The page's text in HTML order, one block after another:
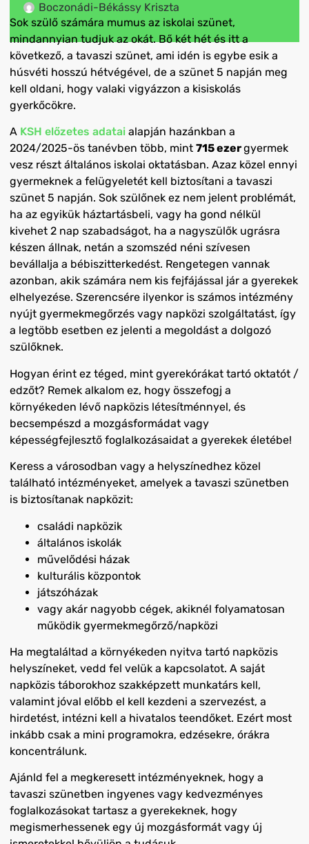
Boczonádi-Békássy Kriszta
Sok szülő számára mumus az iskolai szünet,
mindannyian tudjuk az okát. Bő két hét és itt a
következő, a tavaszi szünet, ami idén is egybe esik a
húsvéti hosszú hétvégével, de a szünet 5 napján meg
kell oldani, hogy valaki vigyázzon a kisiskolás
gyerkőcökre.
A KSH előzetes adatai alapján hazánkban a
2024/2025-ös tanévben több, mint 715ezergyermek
vesz részt általános iskolai oktatásban. Azaz közel ennyi
gyermeknek a felügyeletét kell biztosítani a tavaszi
szünet 5 napján. Sok szülőnek ez nem jelent problémát,
ha az egyikük háztartásbeli, vagy ha gond nélkül
kivehet 2 nap szabadságot, ha a nagyszülők ugrásra
készen állnak, netán a szomszéd néni szívesen
bevállalja a bébiszitterkedést. Rengetegen vannak
azonban, akik számára nem kis fejfájással jár a gyerekek
elhelyezése. Szerencsére ilyenkor is számos intézmény
nyújt gyermekmegőrzés vagy napközi szolgáltatást, így
a legtöbb esetben ez jelenti a megoldást a dolgozó
szülőknek.
Hogyan érint ez téged, mint gyerekórákat tartó oktatót /
edzőt? Remek alkalom ez, hogy összefogj a
környékeden lévő napközis létesítménnyel, és
becsempészd a mozgásformádat vagy
képességfejlesztő foglalkozásaidat a gyerekek életébe!
Keress a városodban vagy a helyszínedhez közel
található intézményeket, amelyek a tavaszi szünetben
is biztosítanak napközit:
családi napközik
általános iskolák
művelődési házak
kulturális központok
játszóházak
vagy akár nagyobb cégek, akiknél folyamatosan
működik gyermekmegőrző/napközi
Ha megtaláltad a környékeden nyitva tartó napközis
helyszíneket, vedd fel velük a kapcsolatot. A saját
napközis táborokhoz szakképzett munkatárs kell,
valamint jóval előbb el kell kezdeni a szervezést, a
hirdetést, intézni kell a hivatalos teendőket. Ezért most
inkább csak a mini programokra, edzésekre, órákra
koncentrálunk.
Ajánld fel a megkeresett intézményeknek, hogy a
tavaszi szünetben ingyenes vagy kedvezményes
foglalkozásokat tartasz a gyerekeknek, hogy
megismerhessenek egy új mozgásformát vagy új